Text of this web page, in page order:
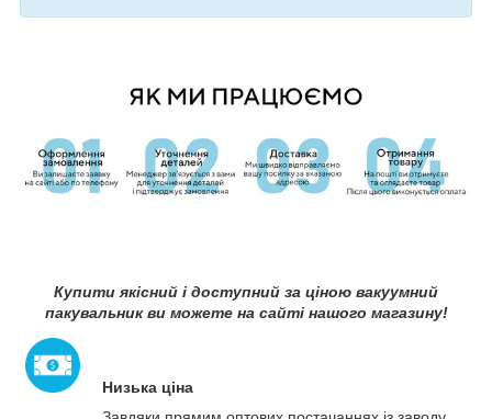
Низька ціна
Купити якісний і доступний за ціною вакуумний
пакувальник ви можете на сайті нашого магазину!